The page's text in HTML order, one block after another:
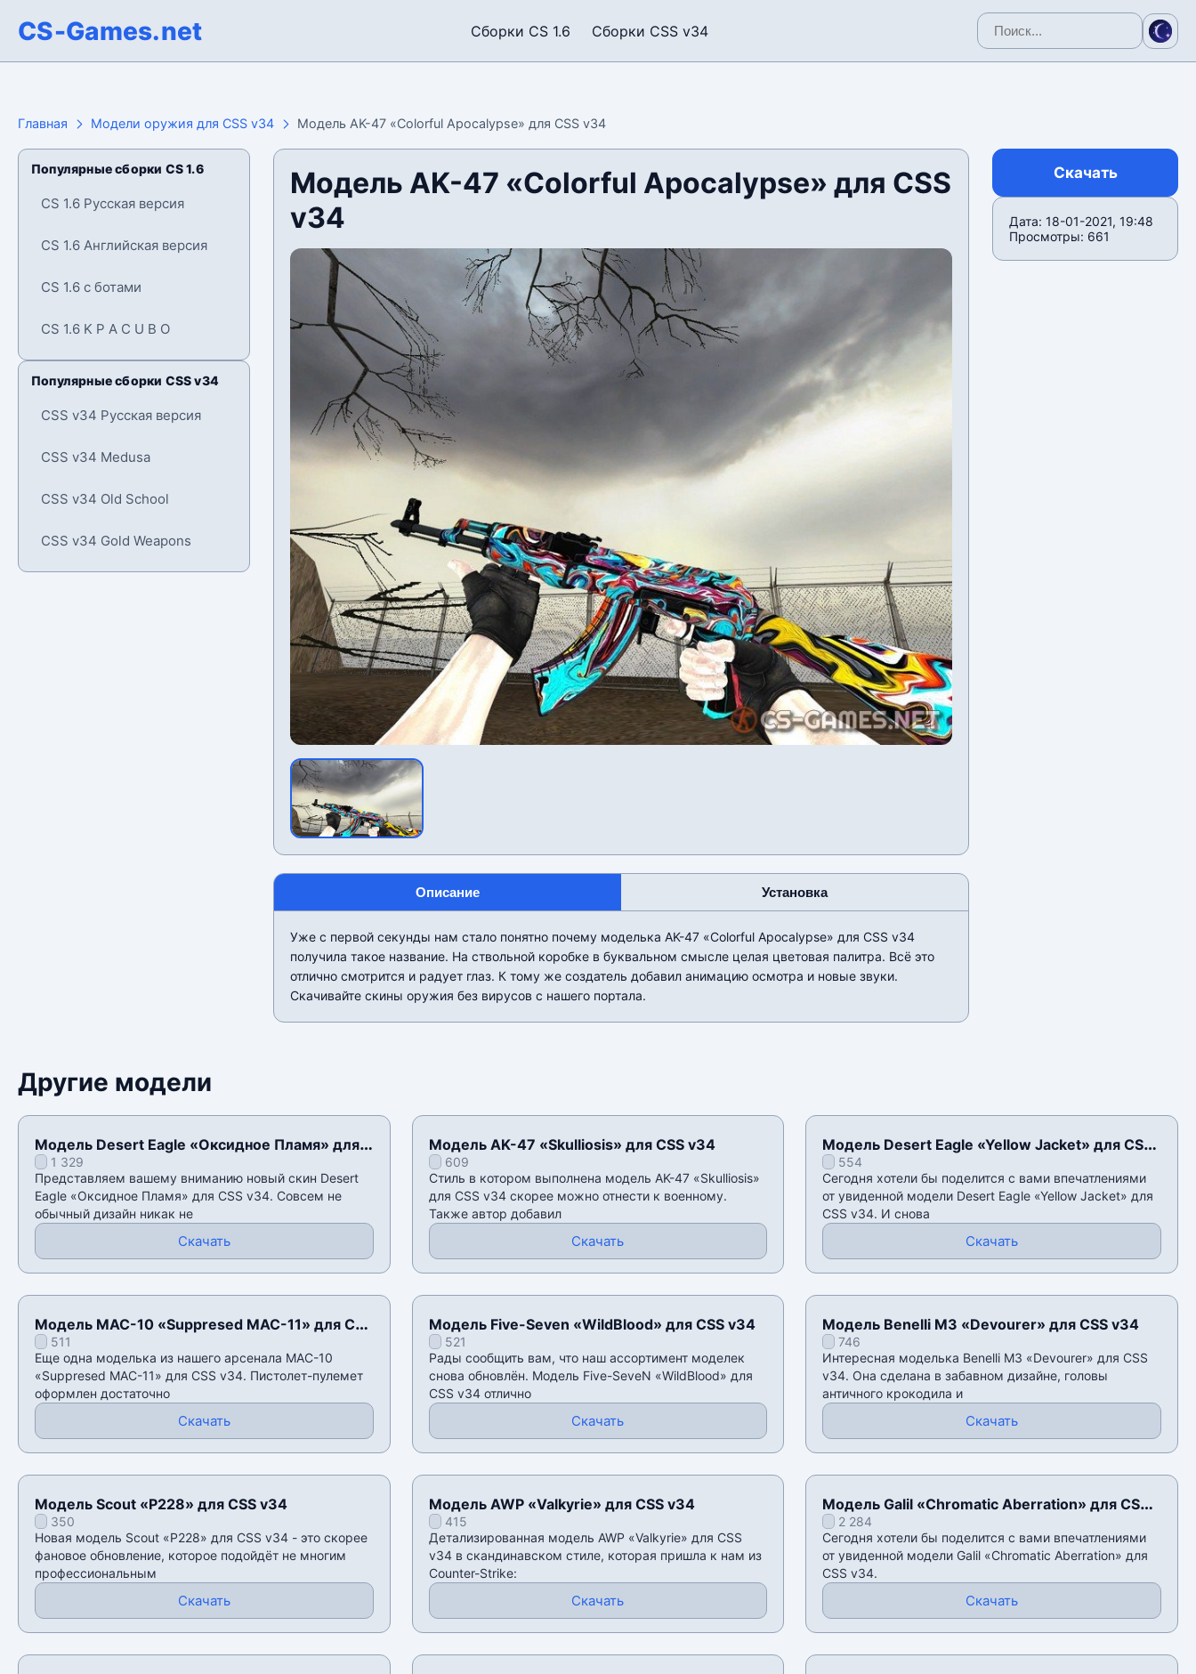
CS-Games.net Сборки CS 1.6 Сборки CSS v34
Главная Модели оружия для CSS v34 Модель AK-47 «Colorful Apocalypse» для CSS v34
Популярные сборки CS 1.6
CS 1.6 Русская версия
CS 1.6 Английская версия
CS 1.6 с ботами
CS 1.6 K P A C U B O
Популярные сборки CSS v34
CSS v34 Русская версия
CSS v34 Medusa
CSS v34 Old School
CSS v34 Gold Weapons
Модель AK-47 «Colorful Apocalypse» для CSS
v34
Описание Установка
Уже с первой секунды нам стало понятно почему моделька AK-47 «Colorful Apocalypse» для CSS v34
получила такое название. На ствольной коробке в буквальном смысле целая цветовая палитра. Всë это
отлично смотрится и радует глаз. К тому же создатель добавил анимацию осмотра и новые звуки.
Скачивайте скины оружия без вирусов с нашего портала.
Скачать
Дата: 18-01-2021, 19:48
Просмотры: 661
Другие модели
Модель Desert Eagle «Оксидное Пламя» для
CSS v34
1 329
Представляем вашему вниманию новый скин Desert
Eagle «Оксидное Пламя» для CSS v34. Совсем не
обычный дизайн никак не
Скачать
Модель AK-47 «Skulliosis» для CSS v34
609
Стиль в котором выполнена модель AK-47 «Skulliosis»
для CSS v34 скорее можно отнести к военному.
Также автор добавил
Скачать
Модель Desert Eagle «Yellow Jacket» для CSS
v34554
Сегодня хотели бы поделится с вами впечатлениями
от увиденной модели Desert Eagle «Yellow Jacket» для
CSS v34. И снова
Скачать
Модель MAC-10 «Suppresed MAC-11» для CSS
v34511
Еще одна моделька из нашего арсенала MAC-10
«Suppresed MAC-11» для CSS v34. Пистолет-пулемет
оформлен достаточно
Скачать
Модель Five-Seven «WildBlood» для CSS v34
521
Рады сообщить вам, что наш ассортимент моделек
снова обновлён. Модель Five-SeveN «WildBlood» для
CSS v34 отлично
Скачать
Модель Benelli M3 «Devourer» для CSS v34
746
Интересная моделька Benelli M3 «Devourer» для CSS
v34. Она сделана в забавном дизайне, головы
античного крокодила и
Скачать
Модель Scout «P228» для CSS v34
350
Новая модель Scout «P228» для CSS v34 - это скорее
фановое обновление, которое подойдёт не многим
профессиональным
Скачать
Модель AWP «Valkyrie» для CSS v34
415
Детализированная модель AWP «Valkyrie» для CSS
v34 в скандинавском стиле, которая пришла к нам из
Counter-Strike:
Скачать
Модель Galil «Chromatic Aberration» для CSS
v342 284
Сегодня хотели бы поделится с вами впечатлениями
от увиденной модели Galil «Chromatic Aberration» для
CSS v34.
Скачать